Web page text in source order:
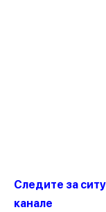
Следите за
канале